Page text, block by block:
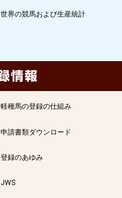
世界の競馬および生産統計
軽種馬の登録の仕組み
申請書類ダウンロード
登録のあゆみ
JWS